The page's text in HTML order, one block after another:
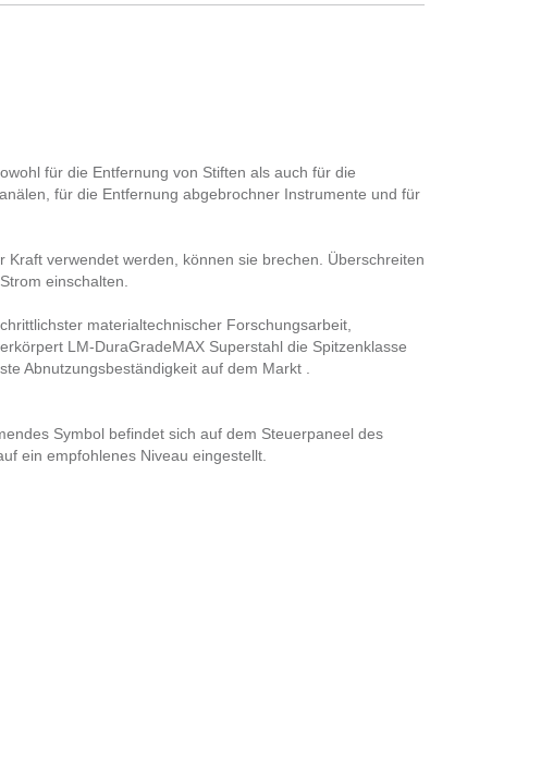
für die Entfernung von Stiften als auch für die
für die Entfernung abgebrochner Instrumente und für
verwendet werden, können sie brechen. Überschreiten
einschalten.
materialtechnischer Forschungsarbeit,
LM-DuraGradeMAX Superstahl die Spitzenklasse
Abnutzungsbeständigkeit auf dem Markt .
Symbol befindet sich auf dem Steuerpaneel des
ein empfohlenes Niveau eingestellt.